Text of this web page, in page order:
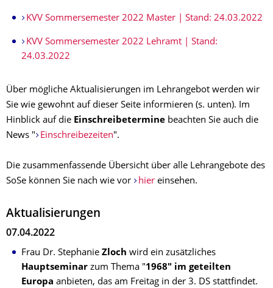
KVV Sommersemester 2022 Master | Stand: 24.03.2022
KVV Sommersemester 2022 Lehramt | Stand:
24.03.2022
Über mögliche Aktualisierungen im Lehrangebot werden wir
Sie wie gewohnt auf dieser Seite informieren (s. unten). Im
Hinblick auf die Einschreibetermine beachten Sie auch die
News "
Einschreibezeiten".
Die zusammenfassende Übersicht über alle Lehrangebote des
SoSe können Sie nach wie vor
hiereinsehen.
Aktualisierungen
07.04.2022
Frau Dr. Stephanie Zloch wird ein zusätzliches
Hauptseminar zum Thema "1968" im geteilten
Europa anbieten, das am Freitag in der 3. DS stattfindet.